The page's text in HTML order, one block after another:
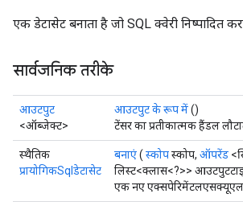
एक डेटासेट बनाता है जो SQL क्वेरी निष्पादित
सार्वजनिक तरीके
आउटपुट
<ऑब्जेक्ट>
आउटपुट के रूप में()
टेंसर का प्रतीकात्मक हैंडल
स्थैतिक
प्रायोगिकSqlडेटासेट
बनाएं( स्कोपस्कोप, ऑपरेंड
लिस्ट<क्लास<?>>
एक नए